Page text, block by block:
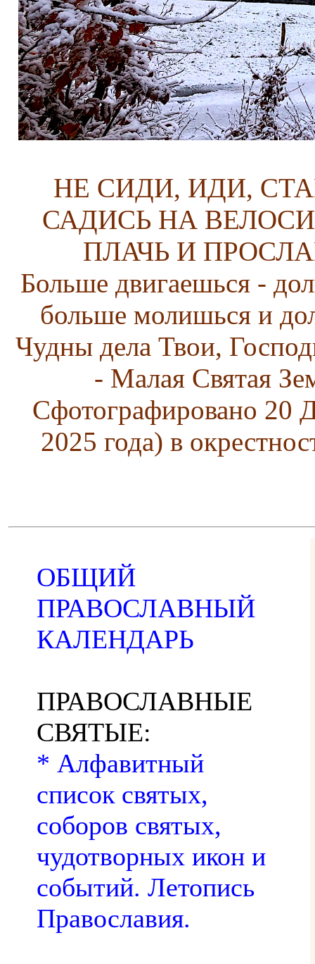
НЕ СИДИ, ИДИ,
САДИСЬ НА
ПЛАЧЬ И
Больше двигаешься -
больше молишься и
Чудны дела Твои,
- Малая Святая
Сфотографировано 20
2025 года) в
ОБЩИЙ
ПРАВОСЛАВНЫЙ
КАЛЕНДАРЬ
ПРАВОСЛАВНЫЕ
СВЯТЫЕ:
* Алфавитный
список святых,
соборов святых,
чудотворных икон и
событий. Летопись
Православия.